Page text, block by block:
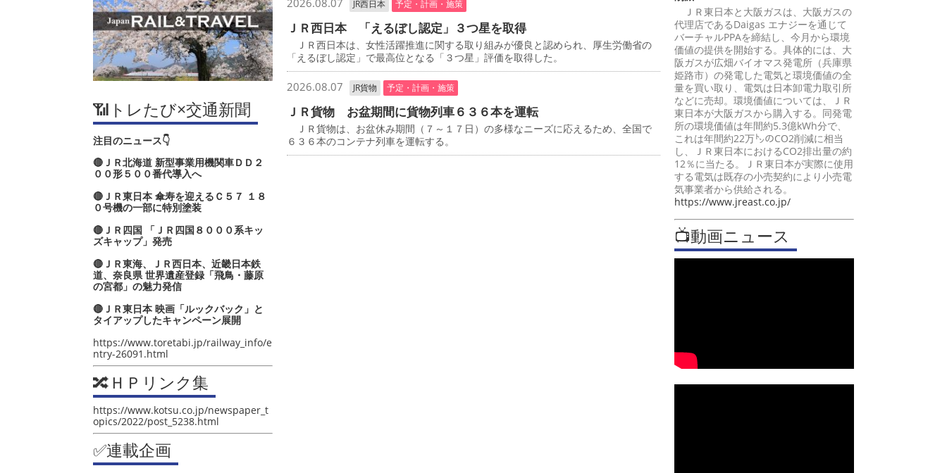
📶トレたび×交通新聞
注目のニュース👇
🔴ＪＲ北海道 新型事業用機関車ＤＤ２
００形５００番代導入へ
🔴ＪＲ東日本 傘寿を迎えるＣ５７ １８
０号機の一部に特別塗装
🔴ＪＲ四国 「ＪＲ四国８０００系キッ
ズキャップ」発売
🔴ＪＲ東海、ＪＲ西日本、近畿日本鉄
道、奈良県 世界遺産登録「飛鳥・藤原
の宮都」の魅力発信
🔴ＪＲ東日本 映画「ルックバック」と
タイアップしたキャンペーン展開
https://www.toretabi.jp/railway_info/e
ntry-26091.html
🔀ＨＰリンク集
https://www.kotsu.co.jp/newspaper_t
opics/2022/post_5238.html
✅連載企画
2026.08.07 JR西日本 予定・計画・施策
ＪＲ西日本 「えるぼし認定」３つ星を取得
ＪＲ西日本は、女性活躍推進に関する取り組みが優良と認められ、厚生労働省の
「えるぼし認定」で最高位となる「３つ星」評価を取得した。
2026.08.07 JR貨物 予定・計画・施策
ＪＲ貨物 お盆期間に貨物列車６３６本を運転
ＪＲ貨物は、お盆休み期間（７～１７日）の多様なニーズに応えるため、全国で
６３６本のコンテナ列車を運転する。
ＪＲ東日本と大阪ガスは、大阪ガスの
代理店であるDaigas エナジーを通じて
バーチャルPPAを締結し、今月から環境
価値の提供を開始する。具体的には、大
阪ガスが広畑バイオマス発電所（兵庫県
姫路市）の発電した電気と環境価値の全
量を買い取り、電気は日本卸電力取引所
などに売却。環境価値については、ＪＲ
東日本が大阪ガスから購入する。同発電
所の環境価値は年間約5.3億kWh分で、
これは年間約22万㌧のCO2削減に相当
し、ＪＲ東日本におけるCO2排出量の約
12％に当たる。ＪＲ東日本が実際に使用
する電気は既存の小売契約により小売電
気事業者から供給される。
https://www.jreast.co.jp/
📺動画ニュース